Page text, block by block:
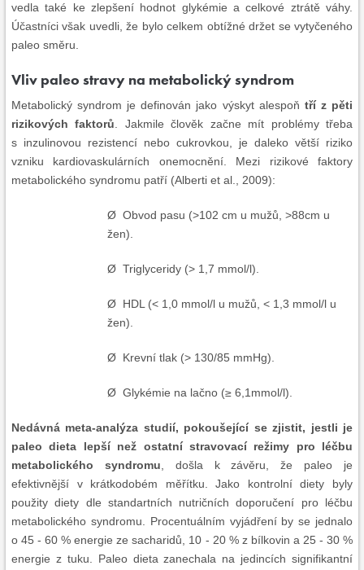
vedla také ke zlepšení hodnot glykémie a celkové ztrátě váhy.
Účastníci však uvedli, že bylo celkem obtížné držet se vytyčeného
paleo směru.
Vliv paleo stravy na metabolický syndrom
Metabolický syndrom je definován jako výskyt alespoň tří z pěti
rizikových faktorů . Jakmile člověk začne mít problémy třeba
s inzulinovou rezistencí nebo cukrovkou, je daleko větší riziko
vzniku kardiovaskulárních onemocnění. Mezi rizikové faktory
metabolického syndromu patří (Alberti et al., 2009):
Ø Obvod pasu (>102 cm u mužů, >88cm u
žen).
Ø Triglyceridy (> 1,7 mmol/l).
Ø HDL (< 1,0 mmol/l u mužů, < 1,3 mmol/l u
žen).
Ø Krevní tlak (> 130/85 mmHg).
Ø Glykémie na lačno (≥ 6,1mmol/l).
Nedávná meta-analýza studií, pokoušející se zjistit, jestli je
paleo dieta lepší než ostatní stravovací režimy pro léčbu
metabolického syndromu , došla k závěru, že paleo je
efektivnější v krátkodobém měřítku. Jako kontrolní diety byly
použity diety dle standartních nutričních doporučení pro léčbu
metabolického syndromu. Procentuálním vyjádření by se jednalo
o 45 - 60 % energie ze sacharidů, 10 - 20 % z bílkovin a 25 - 30 %
energie z tuku. Paleo dieta zanechala na jedincích signifikantní